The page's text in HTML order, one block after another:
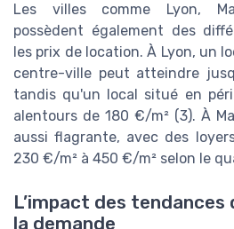
Les villes comme Lyon,
possèdent également des
les prix de location. À Lyon, un
centre-ville peut atteindre
tandis qu'un local situé en
alentours de 180 €/m² (3). À
aussi flagrante, avec des
230 €/m² à 450 €/m² selon le
L’impact des
la demande